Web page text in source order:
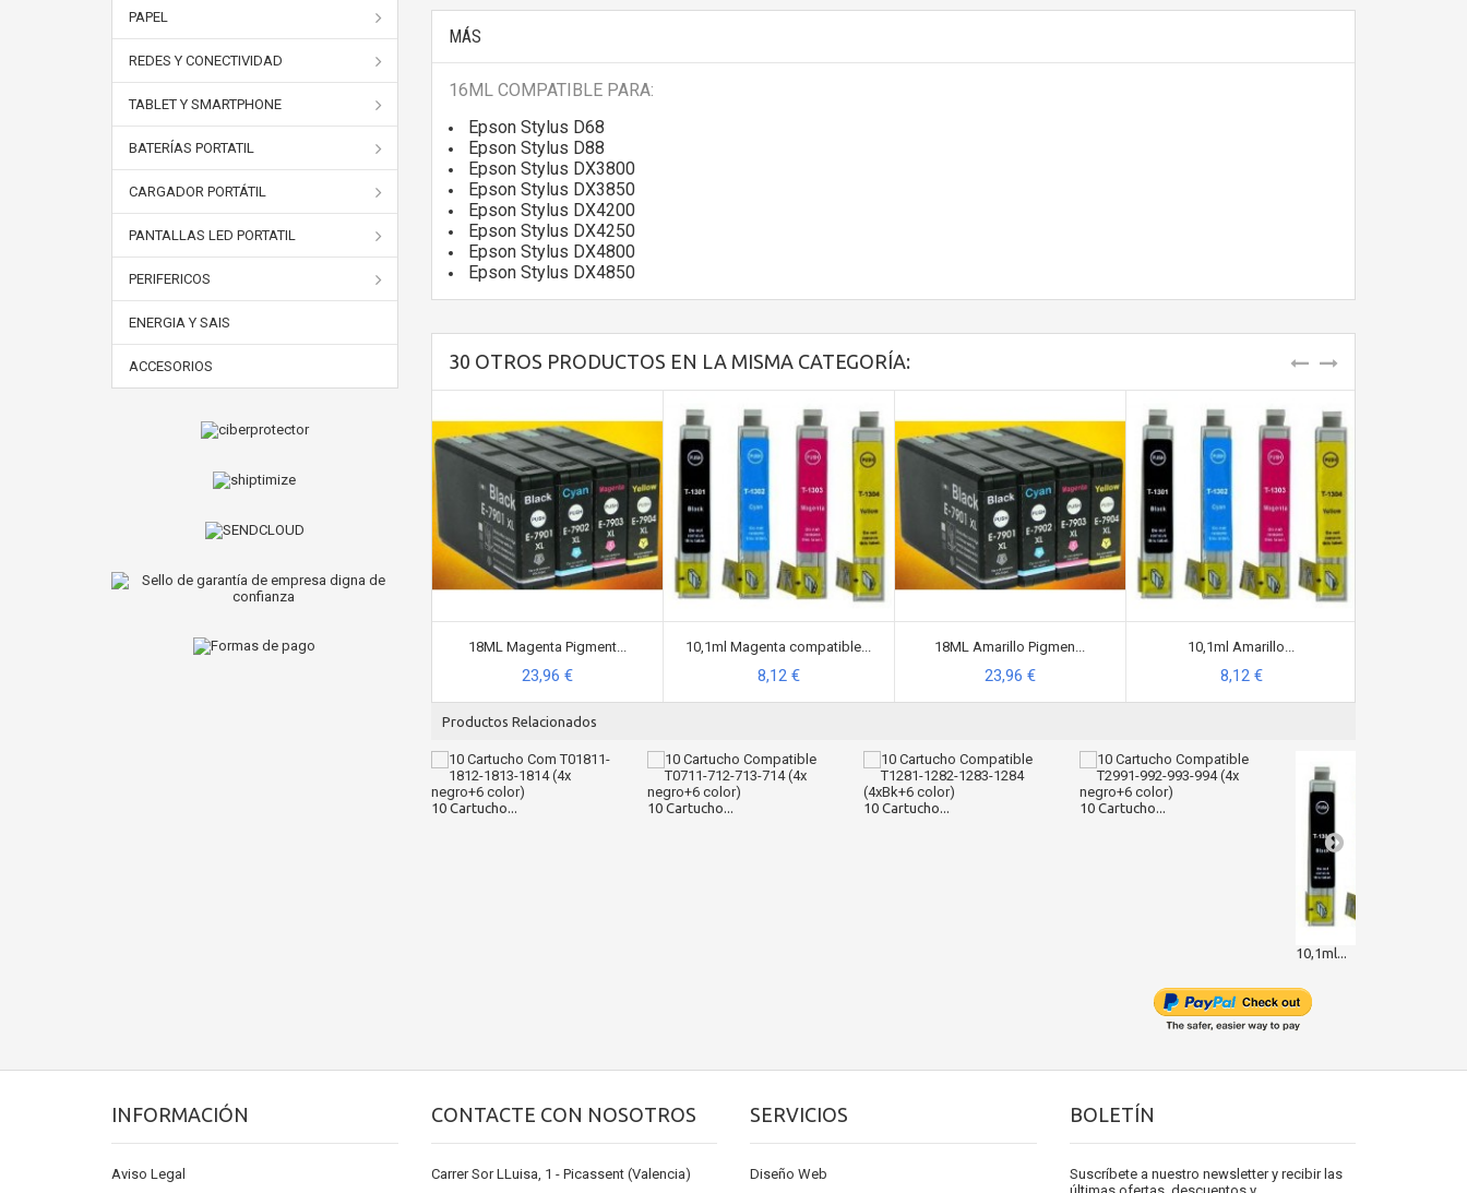
PAPEL
REDES Y CONECTIVIDAD
TABLET Y SMARTPHONE
BATERÍAS PORTATIL
CARGADOR PORTÁTIL
PANTALLAS LED PORTATIL
PERIFERICOS
ENERGIA Y SAIS
ACCESORIOS
MÁS
16ML COMPATIBLE PARA:
Epson Stylus D68
Epson Stylus D88
Epson Stylus DX3800
Epson Stylus DX3850
Epson Stylus DX4200
Epson Stylus DX4250
Epson Stylus DX4800
Epson Stylus DX4850
30 OTROS PRODUCTOS EN LA MISMA CATEGORÍA:
18ML Magenta Pigment...
23,96 €
10,1ml Magenta compatible...
8,12 €
18ML Amarillo Pigmen...
23,96 €
10,1ml Amarillo...
8,12 €
Productos Relacionados
10 Cartucho... 10 Cartucho... 10 Cartucho... 10 Cartucho...
10,1ml...
INFORMACIÓN
Aviso Legal
CONTACTE CON NOSOTROS
Carrer Sor LLuisa, 1 - Picassent (Valencia)
SERVICIOS
Diseño Web
BOLETÍN
Suscríbete a nuestro newsletter y recibir las